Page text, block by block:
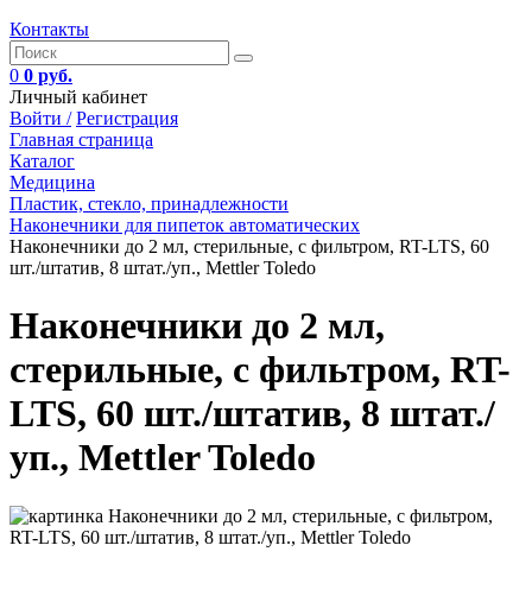
Контакты
0 0 руб.
Личный кабинет
Войти / Регистрация
Главная страница
Каталог
Медицина
Пластик, стекло, принадлежности
Наконечники для пипеток автоматических
Наконечники до 2 мл, стерильные, с фильтром, RT-LTS, 60
шт./штатив, 8 штат./уп., Mettler Toledo
Наконечники до 2 мл,
стерильные, с фильтром, RT-
LTS, 60 шт./штатив, 8 штат./
уп., Mettler Toledo